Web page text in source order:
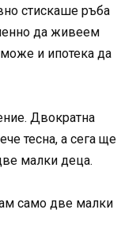
стискаше ръба
да живеем
и ипотека да
Двократна
тесна, а сега ще
малки деца.
само две малки